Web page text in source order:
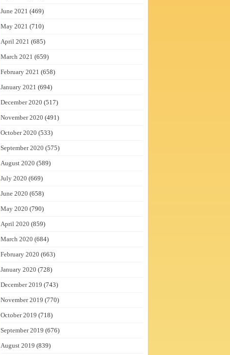
June 2021 (469)
May 2021 (710)
April 2021 (685)
March 2021 (659)
February 2021 (658)
January 2021 (694)
December 2020 (517)
November 2020 (491)
October 2020 (533)
September 2020 (575)
August 2020 (589)
July 2020 (669)
June 2020 (658)
May 2020 (790)
April 2020 (859)
March 2020 (684)
February 2020 (663)
January 2020 (728)
December 2019 (743)
November 2019 (770)
October 2019 (718)
September 2019 (676)
August 2019 (839)